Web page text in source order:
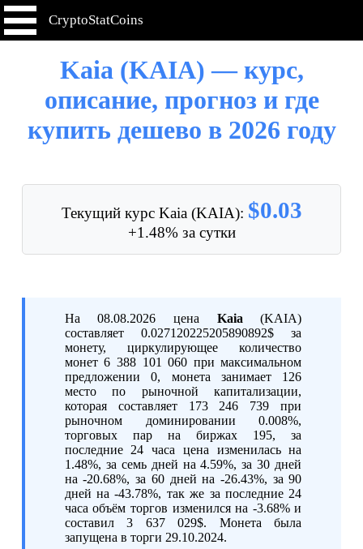
CryptoStatCoins
Kaia (KAIA) — курс,
описание, прогноз и где
купить дешево в 2026 году
Текущий курс Kaia (KAIA): $0.03
+1.48% за сутки
На 08.08.2026 цена Kaia (KAIA)
составляет 0.027120225205890892$ за
монету, циркулирующее количество
монет 6 388 101 060 при максимальном
предложении 0, монета занимает 126
место по рыночной капитализации,
которая составляет 173 246 739 при
рыночном доминировании 0.008%,
торговых пар на биржах 195, за
последние 24 часа цена изменилась на
1.48%, за семь дней на 4.59%, за 30 дней
на -20.68%, за 60 дней на -26.43%, за 90
дней на -43.78%, так же за последние 24
часа объём торгов изменился на -3.68% и
составил 3 637 029$. Монета была
запущена в торги 29.10.2024.